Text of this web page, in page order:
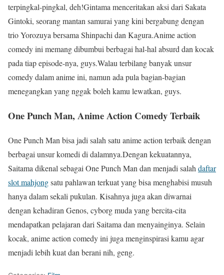
terpingkal-pingkal, deh!Gintama menceritakan aksi dari Sakata
Gintoki, seorang mantan samurai yang kini bergabung dengan
trio Yorozuya bersama Shinpachi dan Kagura.Anime action
comedy ini memang dibumbui berbagai hal-hal absurd dan kocak
pada tiap episode-nya, guys.Walau terbilang banyak unsur
comedy dalam anime ini, namun ada pula bagian-bagian
menegangkan yang nggak boleh kamu lewatkan, guys.
One Punch Man, Anime Action Comedy Terbaik
One Punch Man bisa jadi salah satu anime action terbaik dengan
berbagai unsur komedi di dalamnya.Dengan kekuatannya,
Saitama dikenal sebagai One Punch Man dan menjadi salah daftar
slot mahjongsatu pahlawan terkuat yang bisa menghabisi musuh
hanya dalam sekali pukulan. Kisahnya juga akan diwarnai
dengan kehadiran Genos, cyborg muda yang bercita-cita
mendapatkan pelajaran dari Saitama dan menyainginya. Selain
kocak, anime action comedy ini juga menginspirasi kamu agar
menjadi lebih kuat dan berani nih, geng.